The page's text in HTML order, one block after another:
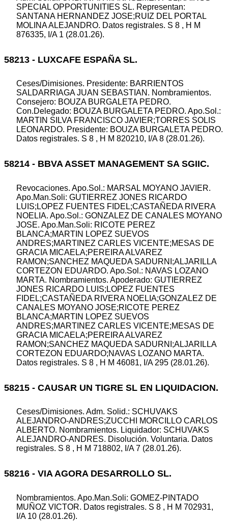
SPECIAL OPPORTUNITIES SL. Representan:
SANTANA HERNANDEZ JOSE;RUIZ DEL PORTAL
MOLINA ALEJANDRO. Datos registrales. S 8 , H M
876335, I/A 1 (28.01.26).
58213 - LUXCAFE ESPAÑA SL.
Ceses/Dimisiones. Presidente: BARRIENTOS
SALDARRIAGA JUAN SEBASTIAN. Nombramientos.
Consejero: BOUZA BURGALETA PEDRO.
Con.Delegado: BOUZA BURGALETA PEDRO. Apo.Sol.:
MARTIN SILVA FRANCISCO JAVIER;TORRES SOLIS
LEONARDO. Presidente: BOUZA BURGALETA PEDRO.
Datos registrales. S 8 , H M 820210, I/A 8 (28.01.26).
58214 - BBVA ASSET MANAGEMENT SA SGIIC.
Revocaciones. Apo.Sol.: MARSAL MOYANO JAVIER.
Apo.Man.Soli: GUTIERREZ JONES RICARDO
LUIS;LOPEZ FUENTES FIDEL;CASTAÑEDA RIVERA
NOELIA. Apo.Sol.: GONZALEZ DE CANALES MOYANO
JOSE. Apo.Man.Soli: RICOTE PEREZ
BLANCA;MARTIN LOPEZ SUEVOS
ANDRES;MARTINEZ CARLES VICENTE;MESAS DE
GRACIA MICAELA;PEREIRA ALVAREZ
RAMON;SANCHEZ MAQUEDA SADURNI;ALJARILLA
CORTEZON EDUARDO. Apo.Sol.: NAVAS LOZANO
MARTA. Nombramientos. Apoderado: GUTIERREZ
JONES RICARDO LUIS;LOPEZ FUENTES
FIDEL;CASTAÑEDA RIVERA NOELIA;GONZALEZ DE
CANALES MOYANO JOSE;RICOTE PEREZ
BLANCA;MARTIN LOPEZ SUEVOS
ANDRES;MARTINEZ CARLES VICENTE;MESAS DE
GRACIA MICAELA;PEREIRA ALVAREZ
RAMON;SANCHEZ MAQUEDA SADURNI;ALJARILLA
CORTEZON EDUARDO;NAVAS LOZANO MARTA.
Datos registrales. S 8 , H M 46081, I/A 295 (28.01.26).
58215 - CAUSAR UN TIGRE SL EN LIQUIDACION.
Ceses/Dimisiones. Adm. Solid.: SCHUVAKS
ALEJANDRO-ANDRES;ZUCCHI MORCILLO CARLOS
ALBERTO. Nombramientos. Liquidador: SCHUVAKS
ALEJANDRO-ANDRES. Disolución. Voluntaria. Datos
registrales. S 8 , H M 718802, I/A 7 (28.01.26).
58216 - VIA AGORA DESARROLLO SL.
Nombramientos. Apo.Man.Soli: GOMEZ-PINTADO
MUÑOZ VICTOR. Datos registrales. S 8 , H M 702931,
I/A 10 (28.01.26).